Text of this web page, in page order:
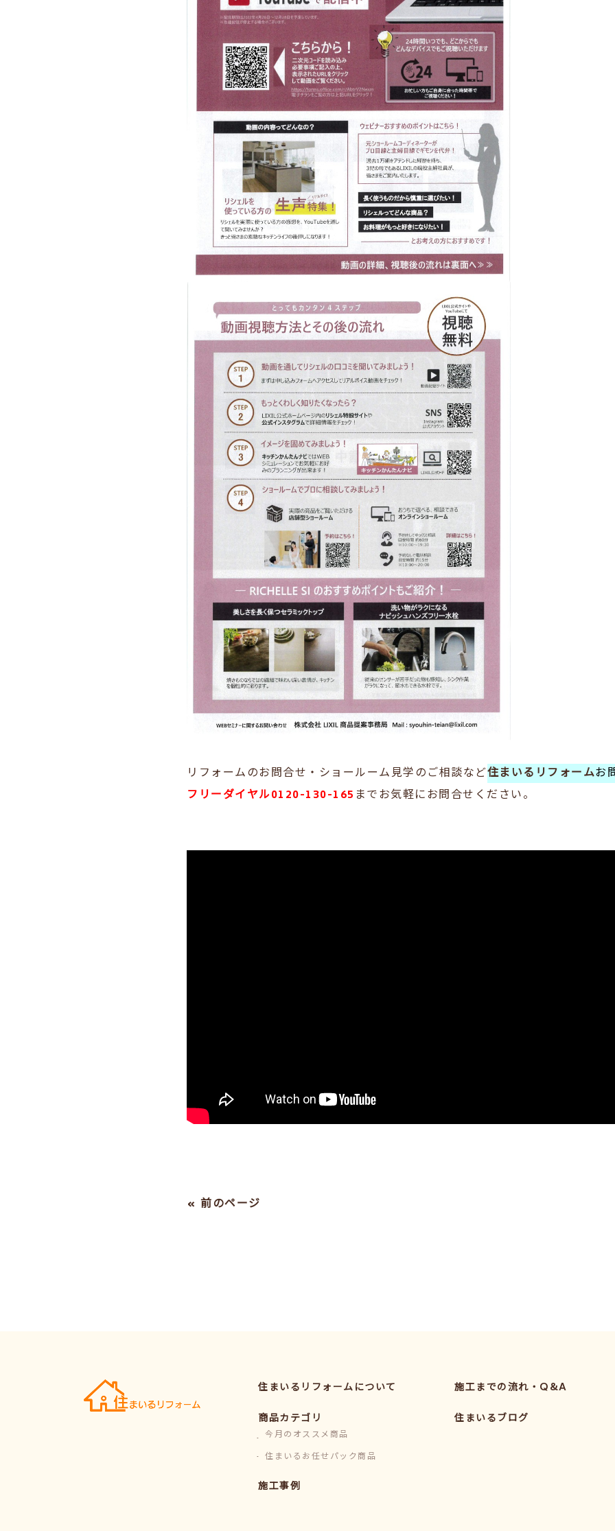
リフォームのお問合せ・ショールーム見学のご相談など住まいるリフォームお
フリーダイヤル0120-130-165 までお気軽にお問合せください。
« 前のページ
住まいるリフォームについて
商品カテゴリ
今月のオススメ商品
住まいるお任せパック商品
施工事例
施工までの流れ・Q&A
住まいるブログ